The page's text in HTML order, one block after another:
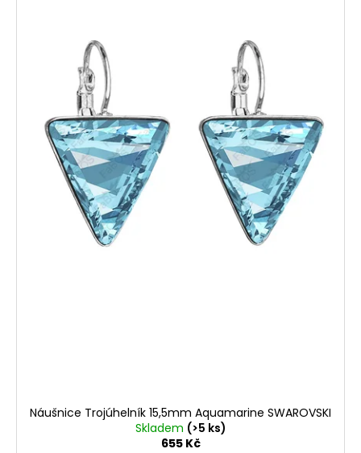
Náušnice Trojúhelník 15,5mm Aquamarine SWAROVSKI
Skladem (>5 ks)
655 Kč